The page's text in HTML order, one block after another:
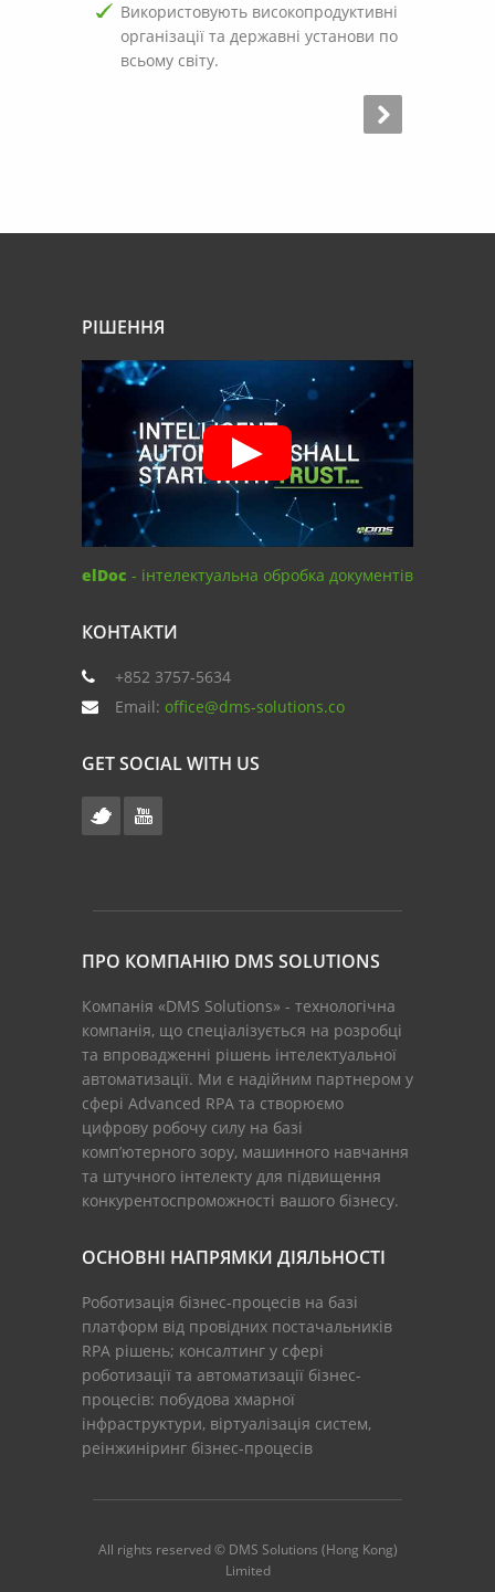
Використовують високопродуктивні
організації та державні установи по
всьому світу.
РІШЕННЯ
elDoc - інтелектуальна обробка документів
КОНТАКТИ
+852 3757-5634
Email: office@dms-solutions.co
GET SOCIAL WITH US
ПРО КОМПАНІЮ DMS SOLUTIONS
Компанія «DMS Solutions» - технологічна
компанія, що спеціалізується на розробці
та впровадженні рішень інтелектуальної
автоматизації. Ми є надійним партнером у
сфері Advanced RPA та створюємо
цифрову робочу силу на базі
комп’ютерного зору, машинного навчання
та штучного інтелекту для підвищення
конкурентоспроможності вашого бізнесу.
ОСНОВНІ НАПРЯМКИ ДІЯЛЬНОСТІ
Роботизація бізнес-процесів на базі
платформ від провідних постачальників
RPA рішень; консалтинг у сфері
роботизації та автоматизації бізнес-
процесів: побудова хмарної
інфраструктури, віртуалізація систем,
реінжиніринг бізнес-процесів
All rights reserved © DMS Solutions (Hong Kong)
Limited